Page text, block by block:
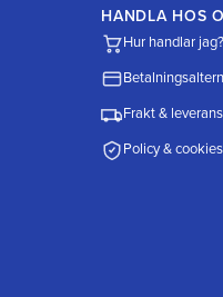
HANDLA HOS
Hur handlar jag?
Frakt & leverans
Policy & cookies